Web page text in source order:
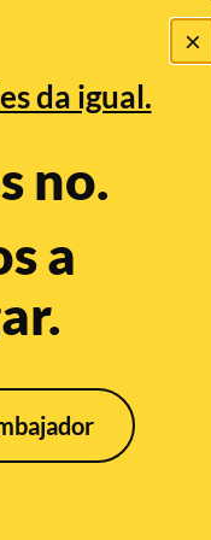
×
da igual.
no.
a
Bulos
No, este
Pfizer